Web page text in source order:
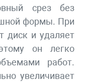
срез без
формы. При
диск и удаляет
он легко
работ.
увеличивает